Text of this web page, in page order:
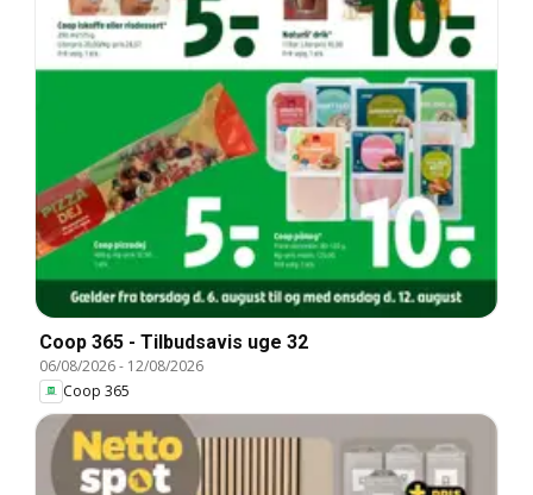
Coop 365 - Tilbudsavis uge 32
06/08/2026- 12/08/2026
Coop 365